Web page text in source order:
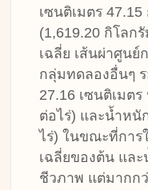
เซนติเมตร
(1,619.20 กิโลก
เฉลี่ย เส้นผ่าศูน
กลุ่มทดลองอื่นๆ
27.16 เซนติเมต
ต่อไร่) และน้ำหนั
ไร่) ในขณะที่การ
เฉลี่ยของต้น แล
ชีวภาพ แต่มากก